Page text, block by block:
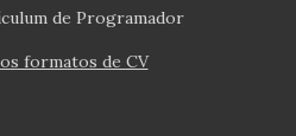
de Programador
formatos de CV